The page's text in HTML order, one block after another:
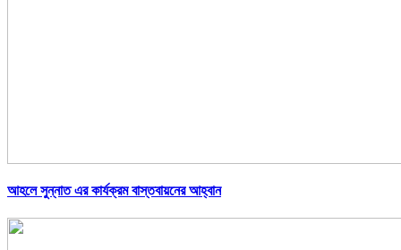
আহলে সুন্নাত এর কার্যক্রম বাস্তবায়নের আহ্বান